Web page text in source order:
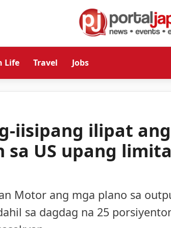
Life Travel Jobs
iisipang ilipat
sa US upang
Motor ang mga plano sa
sa dagdag na 25